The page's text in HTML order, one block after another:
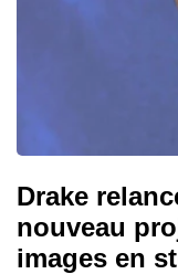
Drake
nouveau
images en